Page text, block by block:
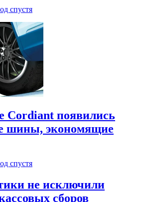
спустя
Cordiant появились
шины, экономящие
спустя
не исключили
сборов